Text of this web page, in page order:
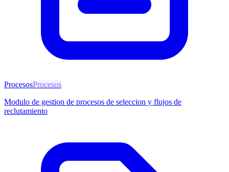
ProcesosProcesos
Modulo de gestion de procesos de seleccion y flujos de
reclutamiento